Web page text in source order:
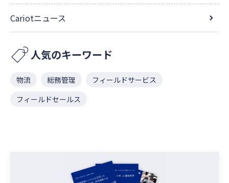
Cariotニュース
人気のキーワード
物流 総務管理
フィールドサービス
フィールドセールス